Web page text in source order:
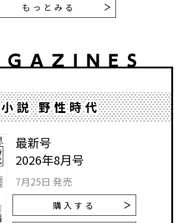
もっとみる
小説 野性時代
最新号
2026年8月号
7月25日 発売
購入する